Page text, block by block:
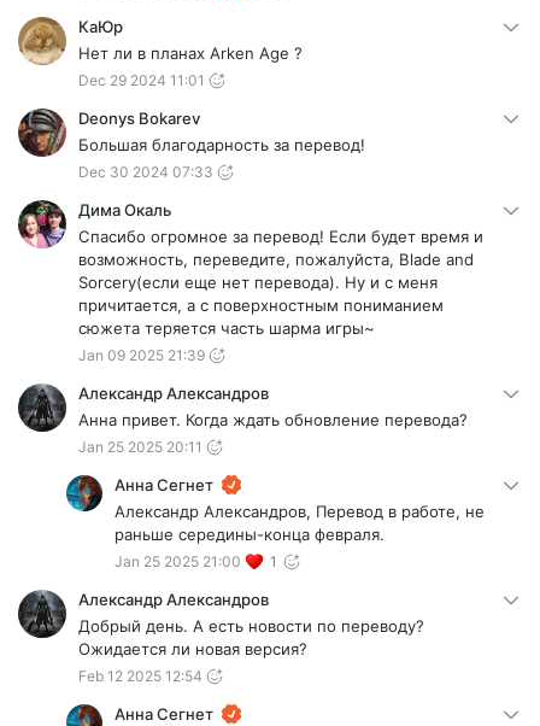
КаЮр
Нет ли в планах Arken Age ?
Dec 29 2024 11:01
Deonys Bokarev
Большая благодарность за перевод!
Dec 30 2024 07:33
Дима Окаль
Спасибо огромное за перевод! Если будет время и
возможность, переведите, пожалуйста, Blade and
Sorcery(если еще нет перевода). Ну и с меня
причитается, а с поверхностным пониманием
сюжета теряется часть шарма игры~
Jan 09 2025 21:39
Александр Александров
Анна привет. Когда ждать обновление перевода?
Jan 25 2025 20:11
Анна Сегнет
Александр Александров, Перевод в работе, не
раньше середины-конца февраля.
Jan 25 2025 21:00 1
Александр Александров
Добрый день. А есть новости по переводу?
Ожидается ли новая версия?
Feb 12 2025 12:54
Анна Сегнет